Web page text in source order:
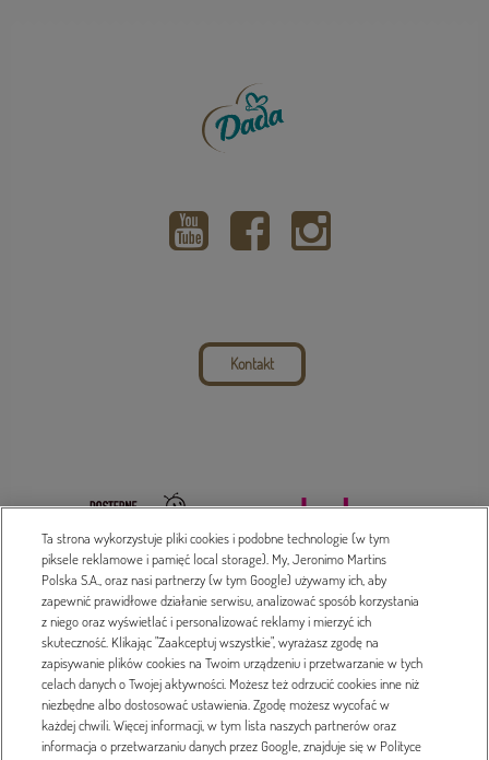
Kontakt
Dada 2016-2023 © Treść serwisu prawnie chroniona
Polityka prywatności
Projekt i wykonanie
Ta strona wykorzystuje pliki cookies i podobne technologie (w tym
piksele reklamowe i pamięć local storage). My, Jeronimo Martins
Polska S.A., oraz nasi partnerzy (w tym Google) używamy ich, aby
zapewnić prawidłowe działanie serwisu, analizować sposób korzystania
z niego oraz wyświetlać i personalizować reklamy i mierzyć ich
skuteczność. Klikając "Zaakceptuj wszystkie", wyrażasz zgodę na
zapisywanie plików cookies na Twoim urządzeniu i przetwarzanie w tych
celach danych o Twojej aktywności. Możesz też odrzucić cookies inne niż
niezbędne albo dostosować ustawienia. Zgodę możesz wycofać w
każdej chwili. Więcej informacji, w tym lista naszych partnerów oraz
informacja o przetwarzaniu danych przez Google, znajduje się w Polityce